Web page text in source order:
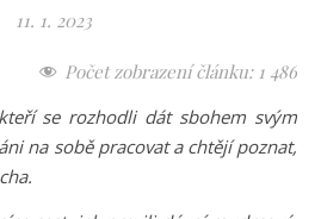
11. 1. 2023
Počet zobrazení článku: 1 486
se rozhodli dát sbohem svým
na sobě pracovat a chtějí poznat,